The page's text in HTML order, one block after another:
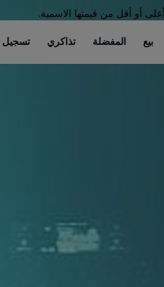
أو أقل من قيمتها الاسمية.
بيع المفضلة تذاكري تسجيل